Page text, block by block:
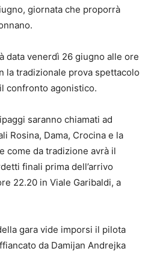
giornata che proporrà
data venerdì 26 giugno alle ore
la tradizionale prova spettacolo
confronto agonistico.
saranno chiamati ad
Rosina, Dama, Crocina e la
come da tradizione avrà il
finali prima dell’arrivo
22.20 in Viale Garibaldi, a
gara vide imporsi il pilota
da Damijan Andrejka